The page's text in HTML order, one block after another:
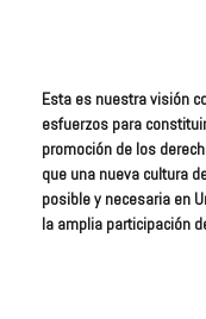
Esta es nuestra visión
esfuerzos para
promoción de los
que una nueva cultura
posible y necesaria en
la amplia participación